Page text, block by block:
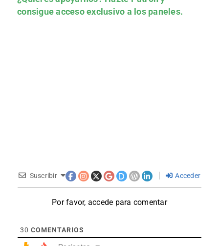
consigue acceso exclusivo a los paneles.
Suscribir Acceder
Por favor, accede para comentar
30 COMENTARIOS